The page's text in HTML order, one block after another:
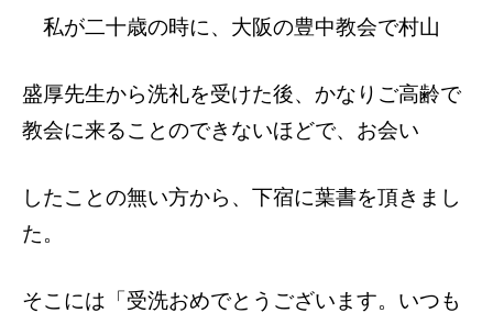
私が二十歳の時に、大阪の豊中教会で村山
盛厚先生から洗礼を受けた後、かなりご高齢で
教会に来ることのできないほどで、お会い
したことの無い方から、下宿に葉書を頂きま し
た。
そこには「受洗おめでとうございます。いつも